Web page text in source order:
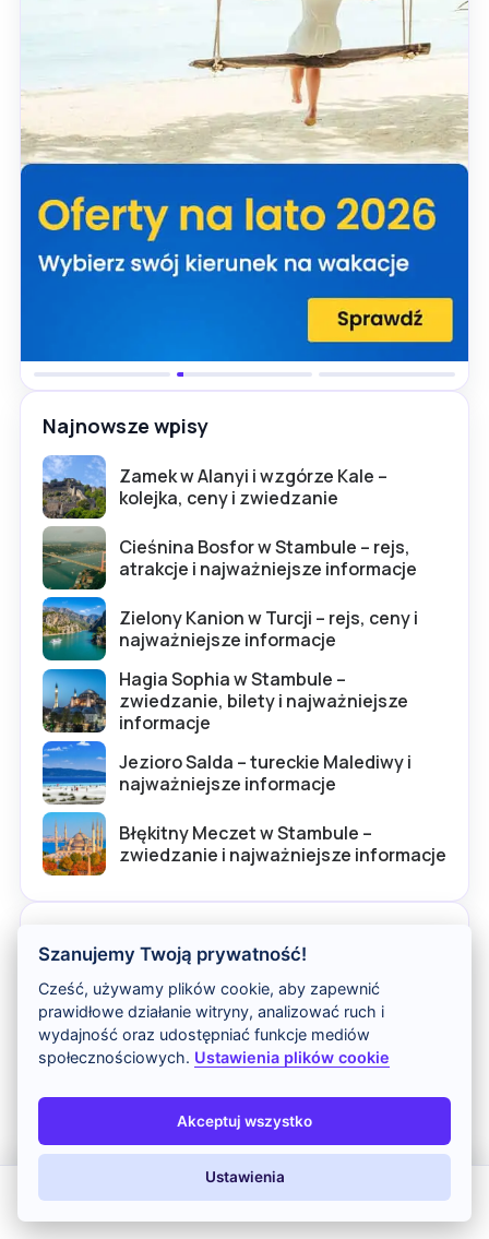
Najnowsze wpisy
Zamek w Alanyi i wzgórze Kale –
kolejka, ceny i zwiedzanie
Cieśnina Bosfor w Stambule – rejs,
atrakcje i najważniejsze informacje
Zielony Kanion w Turcji – rejs, ceny i
najważniejsze informacje
Hagia Sophia w Stambule –
zwiedzanie, bilety i najważniejsze
informacje
Jezioro Salda – tureckie Malediwy i
najważniejsze informacje
Błękitny Meczet w Stambule –
zwiedzanie i najważniejsze informacje
Egipt od 1 432 zł
ponad 2090 dostępnych
Turcja od 1 584 zł
Tunezja od 1 797 zł
Hiszpania od 1 592 zł
Szanujemy Twoją prywatność!
Cześć, używamy plików cookie, aby zapewnić
prawidłowe działanie witryny, analizować ruch i
wydajność oraz udostępniać funkcje mediów
społecznościowych. Ustawienia plików cookie
Akceptuj wszystko
Ustawienia